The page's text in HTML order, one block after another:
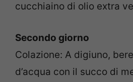
cucchiaino di olio extra
Secondo giorno
Colazione: A digiuno,
d’acqua con il succo di